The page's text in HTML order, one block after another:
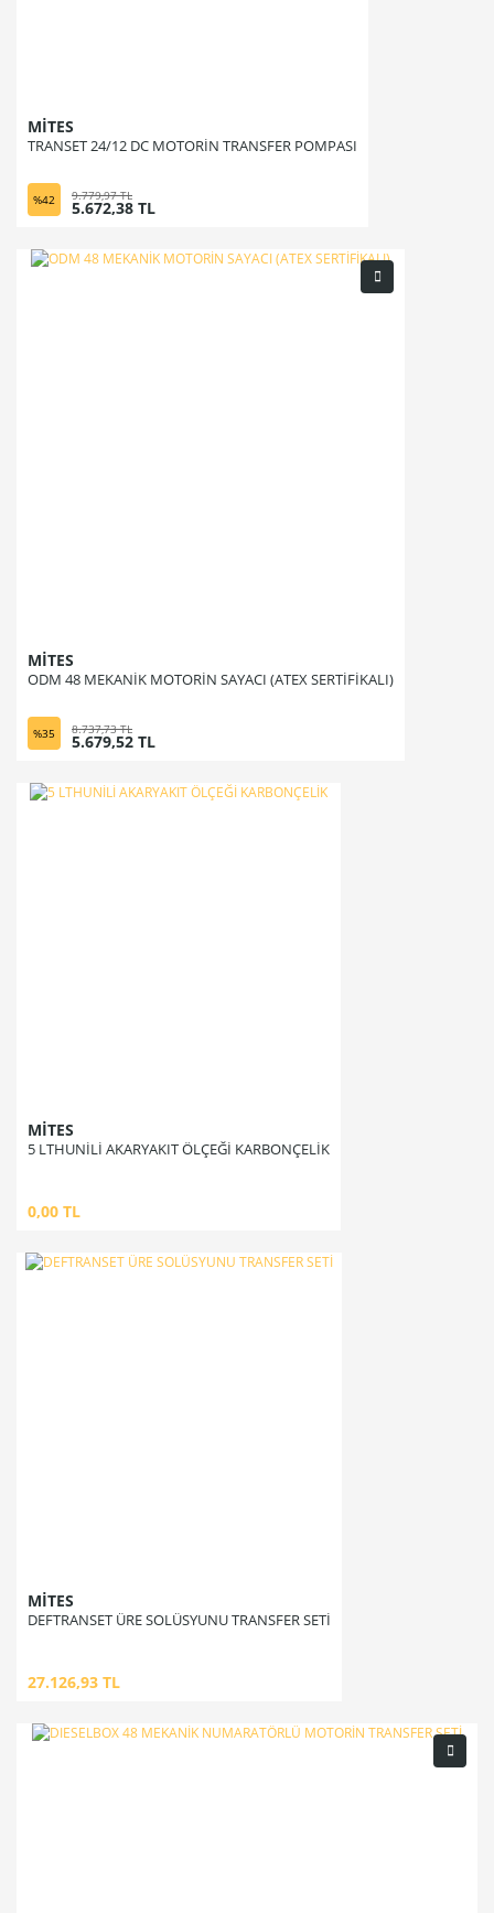
MİTES
TRANSET 24/12 DC MOTORİN TRANSFER POMPASI
%42 9.779,97 TL
5.672,38 TL
MİTES
ODM 48 MEKANİK MOTORİN SAYACI (ATEX SERTİFİKALI)
%35 8.737,73 TL
5.679,52 TL
MİTES
5 LTHUNİLİ AKARYAKIT ÖLÇEĞİ KARBONÇELİK
0,00 TL
MİTES
DEFTRANSET ÜRE SOLÜSYUNU TRANSFER SETİ
27.126,93 TL